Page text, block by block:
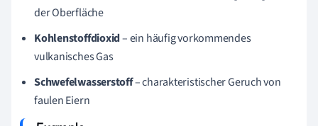
der Oberfläche
Kohlenstoffdioxid– ein häufig vorkommendes
vulkanisches Gas
Schwefelwasserstoff– charakteristischer Geruch von
faulen Eiern